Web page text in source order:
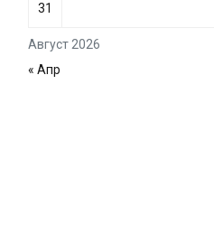
Август 2026
31
« Апр